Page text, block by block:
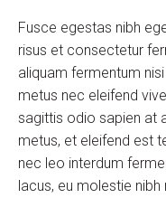
Fusce egestas nibh
risus et consectetur
aliquam fermentum
metus nec eleifend
sagittis odio sapien at
metus, et eleifend est
nec leo interdum
lacus, eu molestie